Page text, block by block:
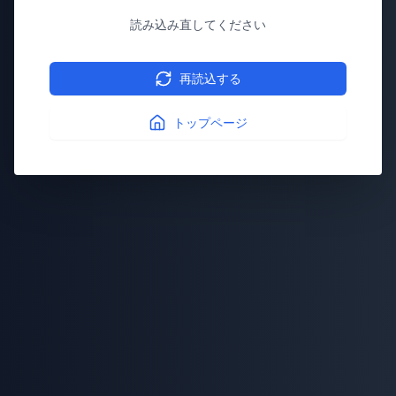
読み込み直してください
再読込する
トップページ